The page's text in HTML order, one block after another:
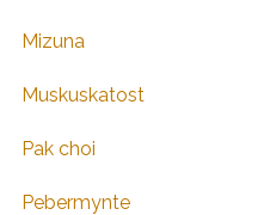
Mizuna
Muskuskatost
Pak choi
Pebermynte